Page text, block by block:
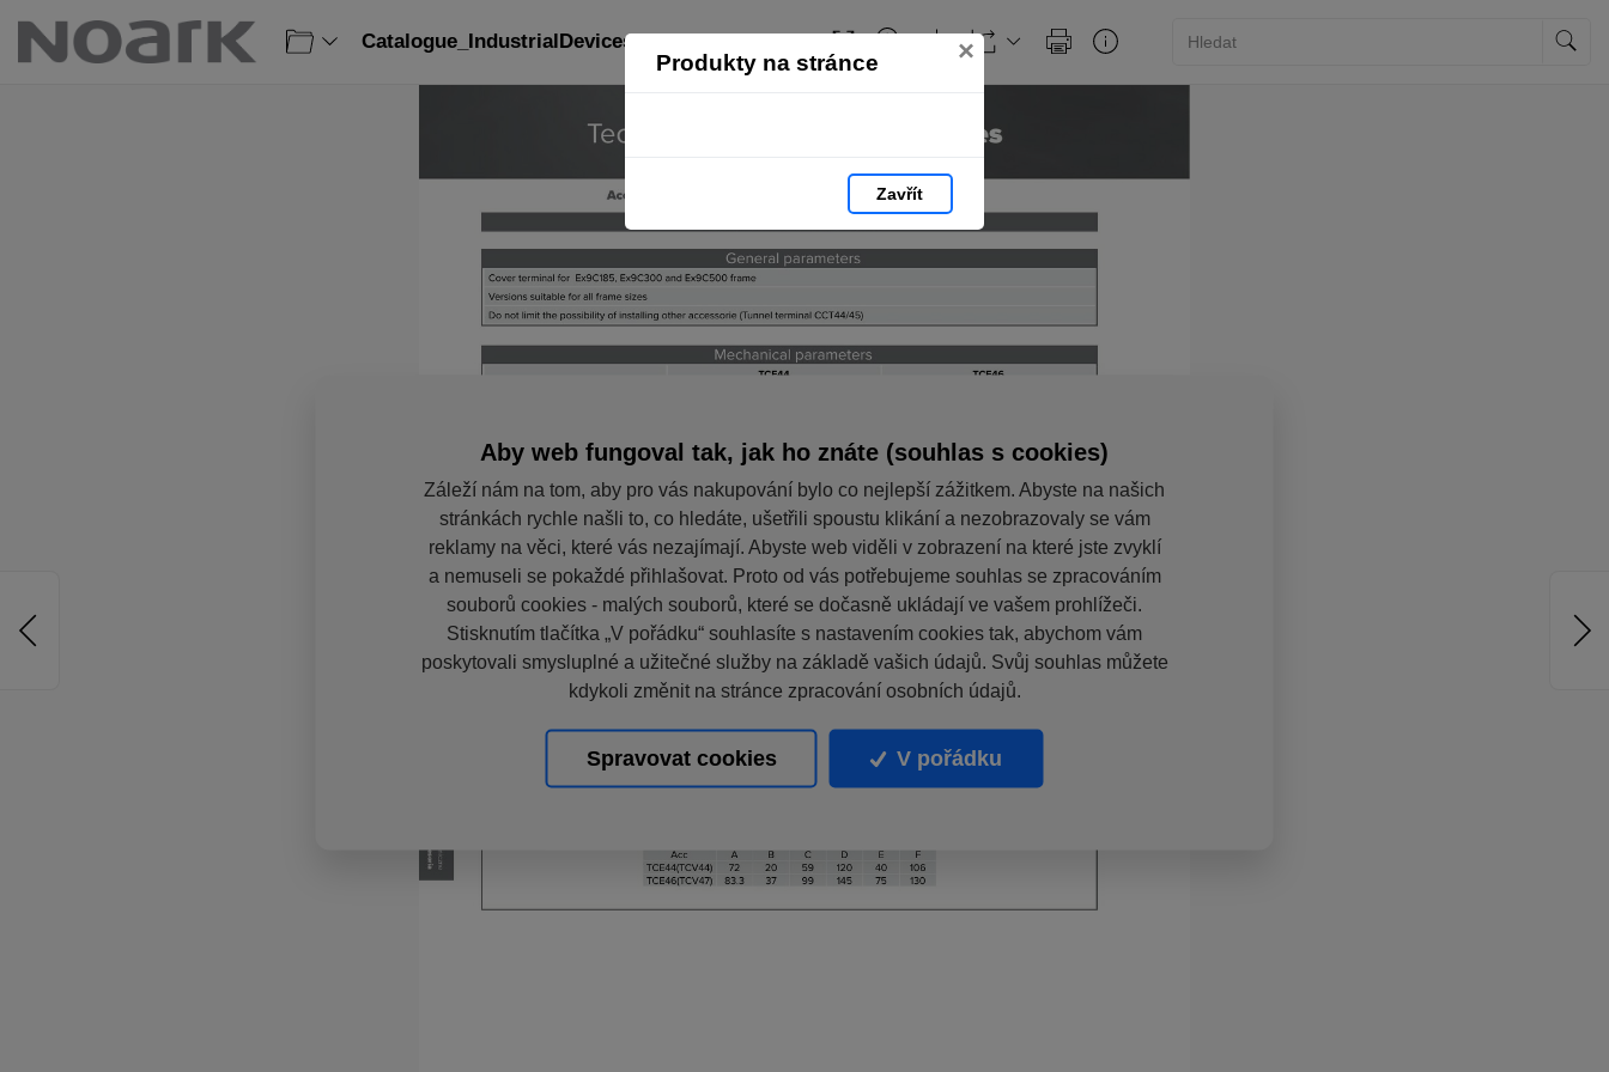
Produkty na stránce ×
Zavřít
Catalogue_IndustrialDevices_PL: strana 284
Aby web fungoval tak, jak ho znáte (souhlas s cookies)
Záleží nám na tom, aby pro vás nakupování bylo co nejlepší zážitkem. Abyste na našich
stránkách rychle našli to, co hledáte, ušetřili spoustu klikání a nezobrazovaly se vám
reklamy na věci, které vás nezajímají. Abyste web viděli v zobrazení na které jste zvyklí
a nemuseli se pokaždé přihlašovat. Proto od vás potřebujeme souhlas se zpracováním
souborů cookies - malých souborů, které se dočasně ukládají ve vašem prohlížeči.
Stisknutím tlačítka „V pořádku“ souhlasíte s nastavením cookies tak, abychom vám
poskytovali smysluplné a užitečné služby na základě vašich údajů. Svůj souhlas můžete
kdykoli změnit na stránce zpracování osobních údajů.
Spravovat cookies V pořádku